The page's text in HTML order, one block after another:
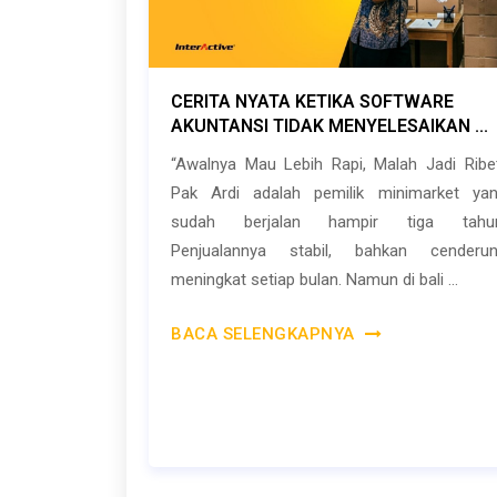
CERITA NYATA KETIKA SOFTWARE
AKUNTANSI TIDAK MENYELESAIKAN ...
“Awalnya Mau Lebih Rapi, Malah Jadi
Pak Ardi adalah pemilik minimarket
sudah berjalan hampir tiga
Penjualannya stabil, bahkan
meningkat setiap bulan. Namun di bali ...
BACA SELENGKAPNYA